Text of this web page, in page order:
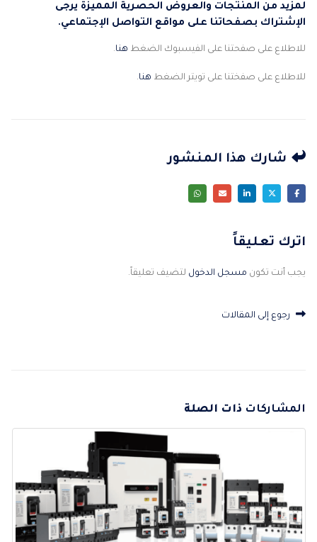
لمزيد من المنتجات والعروض الحصرية المميزة يرجى
الإشتراك بصفحاتنا على مواقع التواصل الإجتماعي.
للاطلاع على صفحتنا على الفيسبوك الضغط هنا.
للاطلاع على صفختنا على تويتر الضغط هنا.
شارك هذا المنشور
اترك تعليقاً
يجب أنت تكون مسجل الدخول لتضيف تعليقاً.
رجوع إلى المقالات
المشاركات ذات الصلة